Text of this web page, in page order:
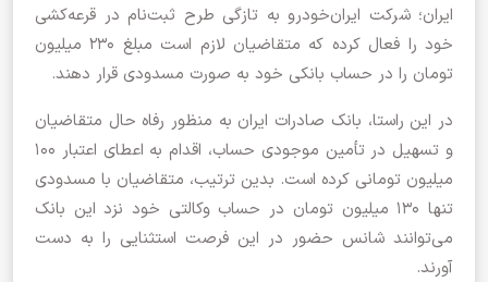
ایران؛ شرکت ایران‌خودرو به تازگی طرح ثبت‌نام در قرعه‌کشی
خود را فعال کرده که متقاضیان لازم است مبلغ ۲۳۰ میلیون
تومان را در حساب بانکی خود به صورت مسدودی قرار دهند.
در این راستا، بانک صادرات ایران به منظور رفاه حال متقاضیان
و تسهیل در تأمین موجودی حساب، اقدام به اعطای اعتبار ۱۰۰
میلیون تومانی کرده است. بدین ترتیب، متقاضیان با مسدودی
تنها ۱۳۰ میلیون تومان در حساب وکالتی خود نزد این بانک
می‌توانند شانس حضور در این فرصت استثنایی را به دست
آورند.